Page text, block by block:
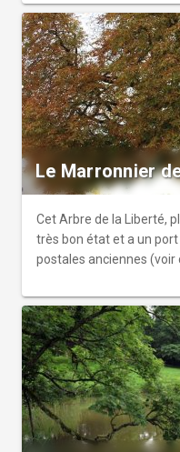
comme le nomme les
sera pris en charge par
l'Année" en France en
Européen de l'année.
créé sur ce terrain.
Le Marronnier
Cet Arbre de la Liberté,
très bon état et a un
postales anciennes (voir